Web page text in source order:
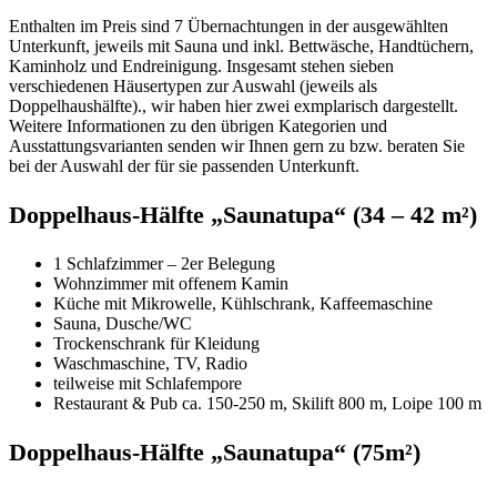
Enthalten im Preis sind 7 Übernachtungen in der ausgewählten
Unterkunft, jeweils mit Sauna und inkl. Bettwäsche, Handtüchern,
Kaminholz und Endreinigung. Insgesamt stehen sieben
verschiedenen Häusertypen zur Auswahl (jeweils als
Doppelhaushälfte)., wir haben hier zwei exmplarisch dargestellt.
Weitere Informationen zu den übrigen Kategorien und
Ausstattungsvarianten senden wir Ihnen gern zu bzw. beraten Sie
bei der Auswahl der für sie passenden Unterkunft.
Doppelhaus-Hälfte „Saunatupa“ (34 – 42 m²)
1 Schlafzimmer – 2er Belegung
Wohnzimmer mit offenem Kamin
Küche mit Mikrowelle, Kühlschrank, Kaffeemaschine
Sauna, Dusche/WC
Trockenschrank für Kleidung
Waschmaschine, TV, Radio
teilweise mit Schlafempore
Restaurant & Pub ca. 150-250 m, Skilift 800 m, Loipe 100 m
Doppelhaus-Hälfte „Saunatupa“ (75m²)